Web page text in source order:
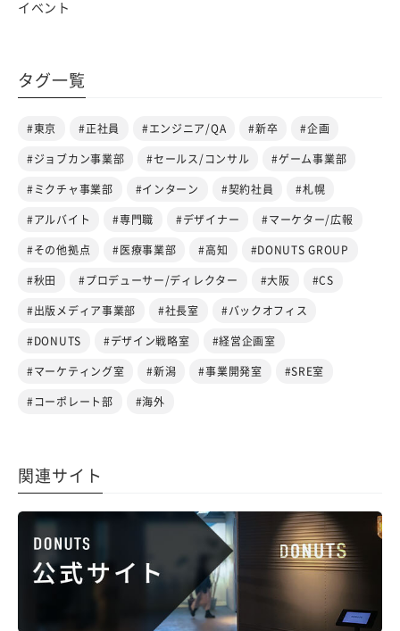
イベント
タグ一覧
#東京 #正社員 #エンジニア/QA #新卒 #企画
#ジョブカン事業部 #セールス/コンサル #ゲーム事業部
#ミクチャ事業部 #インターン #契約社員 #札幌
#アルバイト #専門職 #デザイナー #マーケター/広報
#その他拠点 #医療事業部 #高知 #DONUTS GROUP
#秋田 #プロデューサー/ディレクター #大阪 #CS
#出版メディア事業部 #社長室 #バックオフィス
#DONUTS #デザイン戦略室 #経営企画室
#マーケティング室 #新潟 #事業開発室 #SRE室
#コーポレート部 #海外
関連サイト